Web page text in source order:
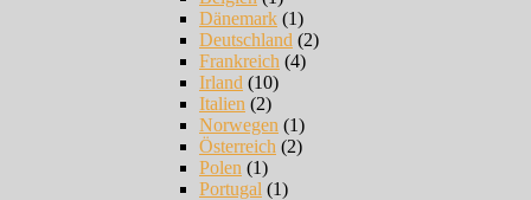
Dänemark (1)
Deutschland (2)
Frankreich (4)
Irland (10)
Italien (2)
Norwegen (1)
Österreich (2)
Polen (1)
Portugal (1)